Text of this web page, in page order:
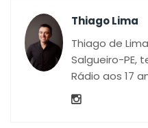
Thiago Lima
Thiago de
Salgueiro-PE,
Rádio aos 17